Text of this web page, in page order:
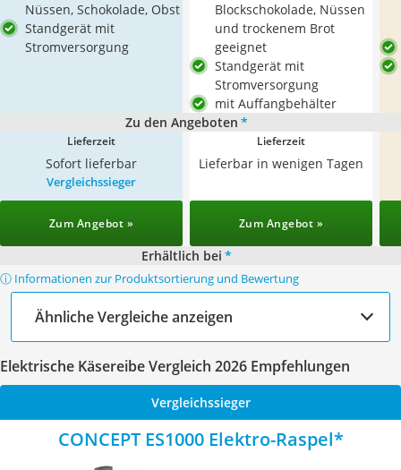
Nüssen, Schokolade, Obst
Standgerät mit
Stromversorgung
Blockschokolade, Nüssen
und trockenem Brot
geeignet
Standgerät mit
Stromversorgung
mit Auffangbehälter
Zu den Angeboten *
Lieferzeit
Sofort lieferbar
Lieferzeit
Lieferbar in wenigen Tagen
Vergleichssieger
Zum Angebot » Zum Angebot »
Erhältlich bei *
ⓘ Informationen zur Produktsortierung und Bewertung
Ähnliche Vergleiche anzeigen
Elektrische Käsereibe Vergleich 2026 Empfehlungen
Vergleichssieger
CONCEPT ES1000 Elektro-Raspel